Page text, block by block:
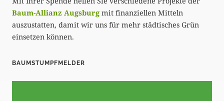
Baum-Allianz Augsburg mit finanziellen Mitteln
auszustatten, damit wir uns für mehr städtisches Grün
einsetzen können.
BAUMSTUMPFMELDER